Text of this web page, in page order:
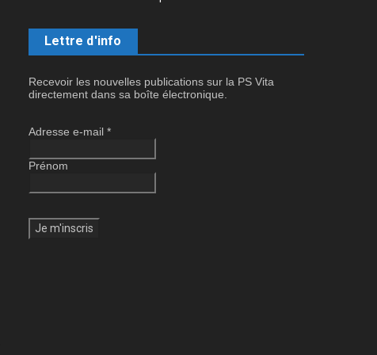
Lettre d'info
Recevoir les nouvelles publications sur la PS Vita
directement dans sa boîte électronique.
Adresse e-mail *
Prénom